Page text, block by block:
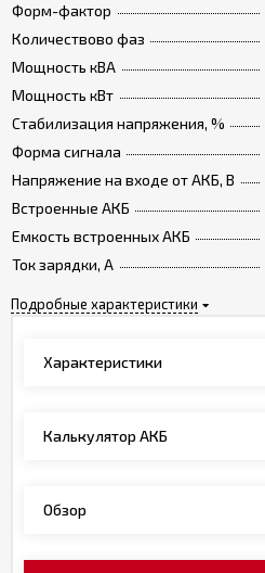
Форм-фактор
Количествово фаз
Мощность кВА
Мощность кВт
Стабилизация напряжения, %
Форма сигнала
Напряжение на входе от АКБ, В
Встроенные АКБ
Емкость встроенных АКБ
Ток зарядки, А
Подробные характеристики
Характеристики
Калькулятор АКБ
Обзор